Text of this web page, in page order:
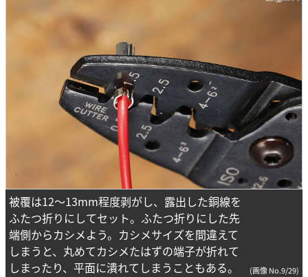
被覆は12～13mm程度剥がし、露出した銅線を
ふたつ折りにしてセット。ふたつ折りにした先
端側からカシメよう。カシメサイズを間違えて
しまうと、丸めてカシメたはずの端子が折れて
しまったり、平面に潰れてしまうこともある。
(画像 No.9/29)